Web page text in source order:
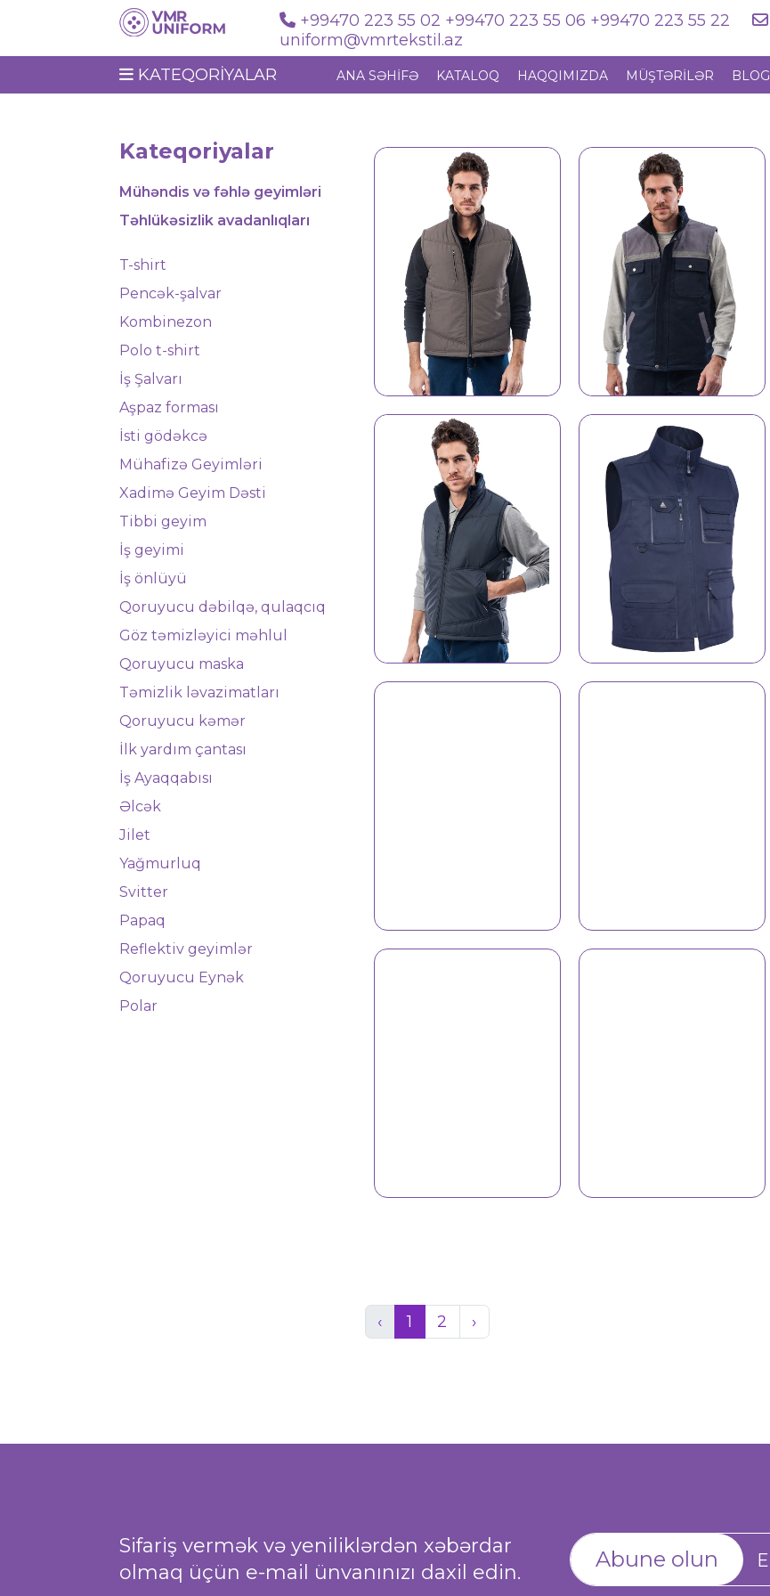
+99470 223 55 02 +99470 223 55 06 +99470 223 55 22
uniform@vmrtekstil.az
KATEQORIYALAR
ANA SƏHIFƏ KATALOQ HAQQIMIZDA MÜŞTƏRILƏR BLOG
Kateqoriyalar
Mühəndis və fəhlə geyimləri
Təhlükəsizlik avadanlıqları
T-shirt
Pencək-şalvar
Kombinezon
Polo t-shirt
İş Şalvarı
Aşpaz forması
İsti gödəkcə
Mühafizə Geyimləri
Xadimə Geyim Dəsti
Tibbi geyim
İş geyimi
İş önlüyü
Qoruyucu dəbilqə, qulaqcıq
Göz təmizləyici məhlul
Qoruyucu maska
Təmizlik ləvazimatları
Qoruyucu kəmər
İlk yardım çantası
İş Ayaqqabısı
Əlcək
Jilet
Yağmurluq
Svitter
Papaq
Reflektiv geyimlər
Qoruyucu Eynək
Polar
Jilet 1223 Jilet 1220 Jilet 1222
Jilet 9140 Jilet 9141
‹ 1 2 ›
Sifariş vermək və yeniliklərdən xəbərdar
olmaq üçün e-mail ünvanınızı daxil edin.
Abune olun